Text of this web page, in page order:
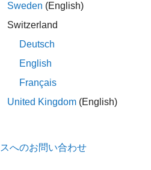
Sweden (English)
Switzerland
Deutsch
English
Français
United Kingdom (English)
へのお問い合わせ